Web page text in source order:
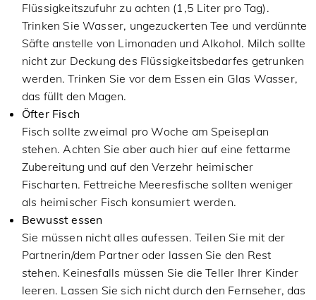
Flüssigkeitszufuhr zu achten (1,5 Liter pro Tag).
Trinken Sie Wasser, ungezuckerten Tee und verdünnte
Säfte anstelle von Limonaden und Alkohol. Milch sollte
nicht zur Deckung des Flüssigkeitsbedarfes getrunken
werden. Trinken Sie vor dem Essen ein Glas Wasser,
das füllt den Magen.
Öfter Fisch
Fisch sollte zweimal pro Woche am Speiseplan
stehen. Achten Sie aber auch hier auf eine fettarme
Zubereitung und auf den Verzehr heimischer
Fischarten. Fettreiche Meeresfische sollten weniger
als heimischer Fisch konsumiert werden.
Bewusst essen
Sie müssen nicht alles aufessen. Teilen Sie mit der
Partnerin/dem Partner oder lassen Sie den Rest
stehen. Keinesfalls müssen Sie die Teller Ihrer Kinder
leeren. Lassen Sie sich nicht durch den Fernseher, das